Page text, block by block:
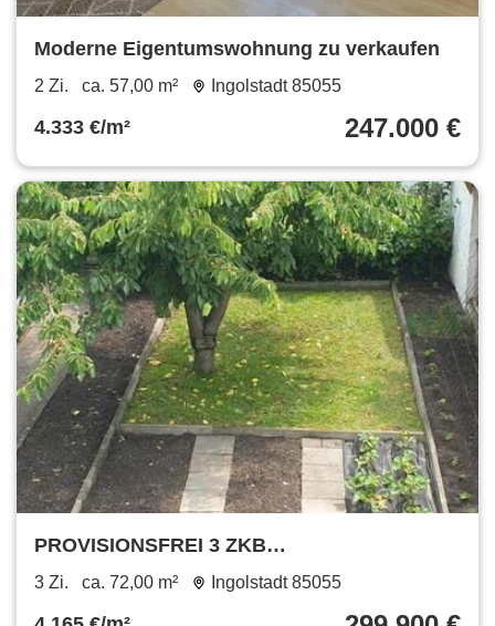
Moderne Eigentumswohnung zu verkaufen
2 Zi. ca. 57,00 m² Ingolstadt 85055
4.333 €/m² 247.000 €
PROVISIONSFREI 3 ZKB
Erdgeschisswohnung mit Garteneinteil
3 Zi. ca. 72,00 m² Ingolstadt 85055